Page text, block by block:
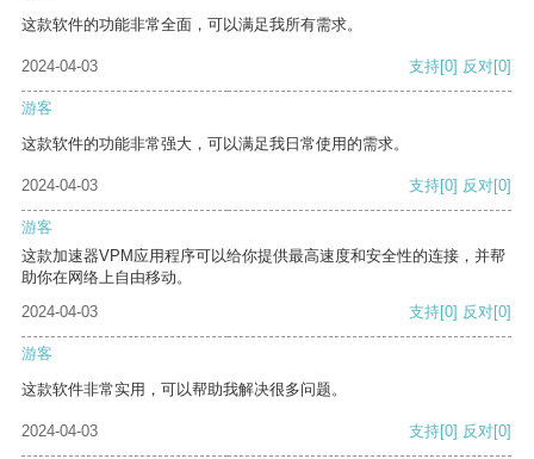
这款软件的功能非常全面，可以满足我所有需求。
2024-04-03 支持[0] 反对[0]
游客
这款软件的功能非常强大，可以满足我日常使用的需求。
2024-04-03 支持[0] 反对[0]
游客
这款加速器VPM应用程序可以给你提供最高速度和安全性的连接，并帮
助你在网络上自由移动。
2024-04-03
支持[0] 反对[0]
游客
这款软件非常实用，可以帮助我解决很多问题。
2024-04-03 支持[0] 反对[0]